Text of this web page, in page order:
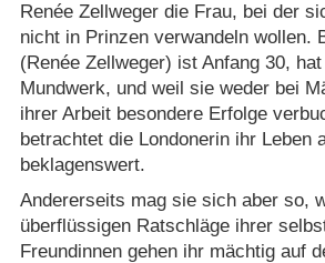
Renée Zellweger die Frau, bei der
nicht in Prinzen verwandeln wollen.
(Renée Zellweger) ist Anfang 30,
Mundwerk, und weil sie weder bei
ihrer Arbeit besondere Erfolge
betrachtet die Londonerin ihr Leben
beklagenswert.
Andererseits mag sie sich aber so,
überflüssigen Ratschläge ihrer
Freundinnen gehen ihr mächtig auf